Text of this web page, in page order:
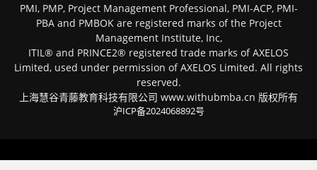
PMI, PMP, Project Management Professional, PMI-ACP, PMI-
PBA and PMBOK are registered marks of the Project
Management Institute, Inc,
ITIL® and PRINCE2® registered trade marks of AXELOS
Limited, used under permission of AXELOS Limited. All rights
reserved.
上海慧谷青藤教育科技有限公司 www.withubmba.cn 版权所有
沪ICP备2024068892号